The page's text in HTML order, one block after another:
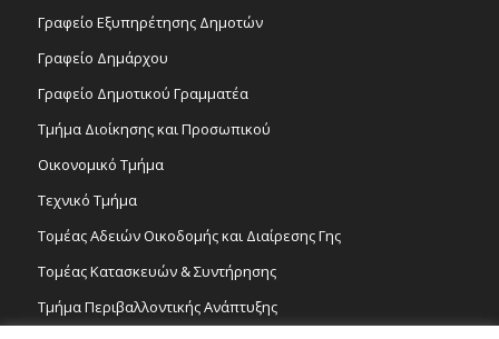
Γραφείο Εξυπηρέτησης Δημοτών
Γραφείο Δημάρχου
Γραφείο Δημοτικού Γραμματέα
Τμήμα Διοίκησης και Προσωπικού
Οικονομικό Τμήμα
Τεχνικό Τμήμα
Τομέας Αδειών Οικοδομής και Διαίρεσης Γης
Τομέας Κατασκευών & Συντήρησης
Τμήμα Περιβαλλοντικής Ανάπτυξης